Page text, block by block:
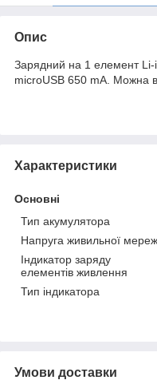
Опис
Зарядний на 1 елемент
microUSB 650 mA. Можна
Характеристики
Основні
Тип акумулятора
Напруга живильної
Індикатор заряду
елементів живлення
Тип індикатора
Умови доставки